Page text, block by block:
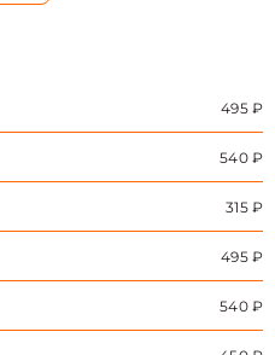
495 ₽
540 ₽
315 ₽
495 ₽
540 ₽